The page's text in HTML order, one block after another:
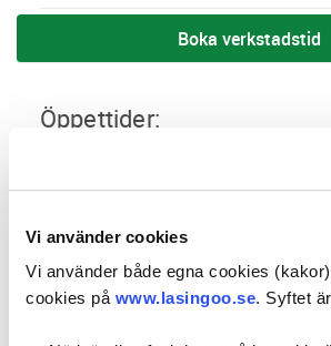
Vi använder cookies
Vi använder både egna cookies
cookies på www.lasingoo.se. Syftet
Boka verkstadstid
öppettider:
Företagsprofil